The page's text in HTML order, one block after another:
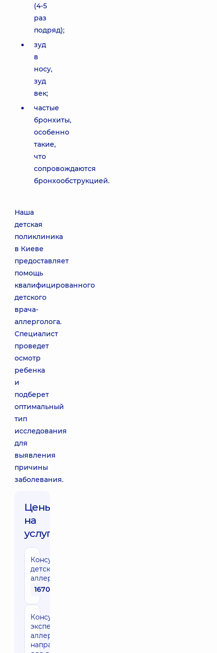
(4-5
раз
подряд);
зуд
в
носу,
зуд
век;
частые
бронхиты,
особенно
такие,
что
сопровождаются
бронхообструкцией.
Наша
детская
поликлиника
в Киеве
предоставляет
помощь
квалифицированного
детского
врача-
аллерголога.
Специалист
проведет
осмотр
ребенка
и
подберет
оптимальный
тип
исследования
для
выявления
причины
заболевания.
Цены
на
услуги:
Консультация
детского
аллерголога
1670 грн
Консультация
эксперта
аллерголога
направления